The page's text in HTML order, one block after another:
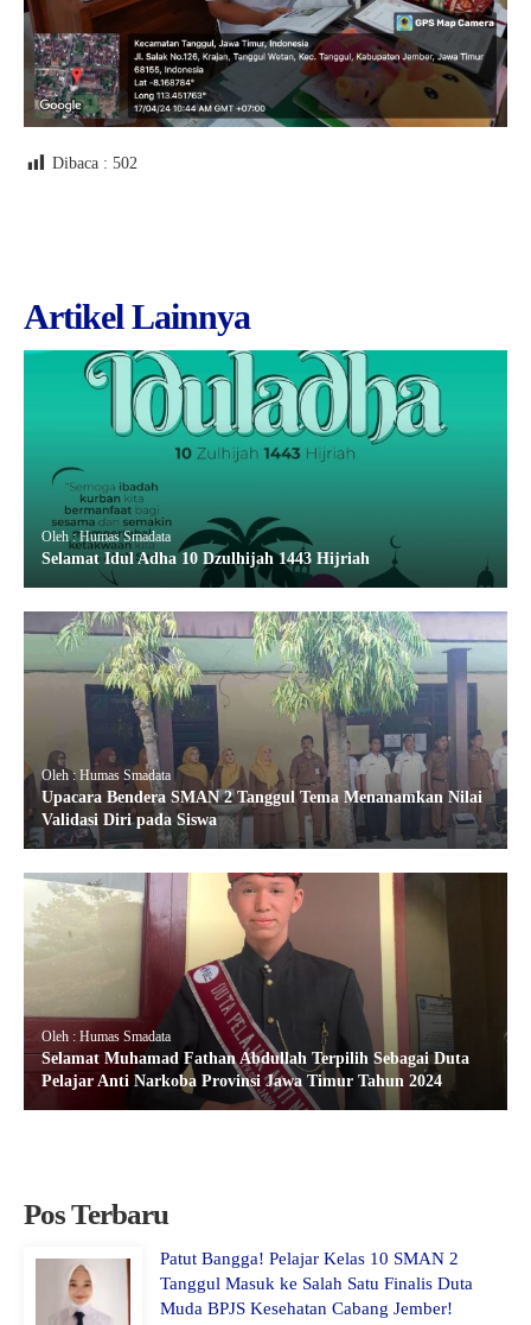
Dibaca : 502
Artikel Lainnya
Oleh : Humas Smadata
Selamat Idul Adha 10 Dzulhijah 1443 Hijriah
Oleh : Humas Smadata
Upacara Bendera SMAN 2 Tanggul Tema Menanamkan Nilai
Validasi Diri pada Siswa
Oleh : Humas Smadata
Selamat Muhamad Fathan Abdullah Terpilih Sebagai Duta
Pelajar Anti Narkoba Provinsi Jawa Timur Tahun 2024
Pos Terbaru
Patut Bangga! Pelajar Kelas 10 SMAN 2
Tanggul Masuk ke Salah Satu Finalis Duta
Muda BPJS Kesehatan Cabang Jember!